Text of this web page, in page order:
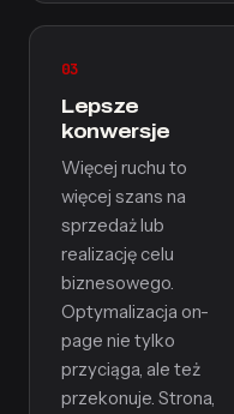
03
Lepsze
konwersje
Więcej ruchu to
więcej szans na
sprzedaż lub
realizację celu
biznesowego.
Optymalizacja on-
page nie tylko
przyciąga, ale też
przekonuje. Strona,